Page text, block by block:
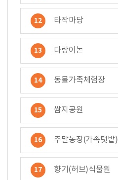
12 타작마당
13 다랑이논
14 동물가족체험장
15 쌈지공원
16 주말농장(가족텃밭)
17 향기(허브)식물원